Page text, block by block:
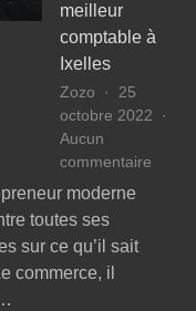
meilleur
comptable à
Ixelles
Zozo
25
octobre 2022
Aucun
commentaire
moderne
toutes ses
sur ce qu’il sait
commerce, il